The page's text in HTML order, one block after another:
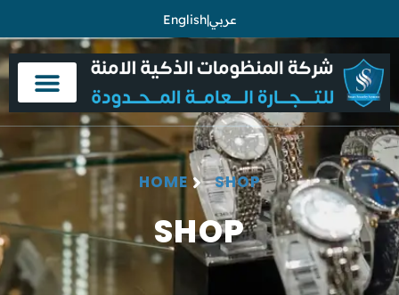
English|عربي
HOME SHOP
SHOP